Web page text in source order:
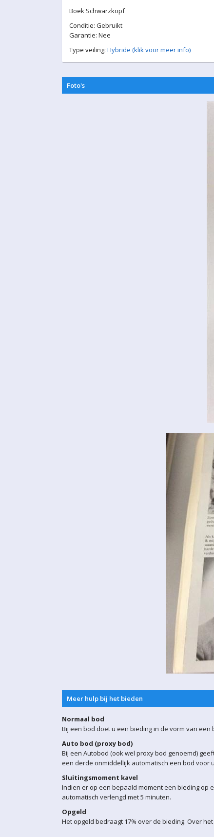
Boek Schwarzkopf
Conditie: Gebruikt
Garantie: Nee
Type veiling: Hybride (klik voor meer info)
Foto's
Meer hulp bij het bieden
Normaal bod
Bij een bod doet u een bieding in de vorm van
Auto bod (proxy bod)
Bij een Autobod (ook wel proxy bod genoemd)
een derde onmiddellijk automatisch een bod voor
Sluitingsmoment kavel
Indien er op een bepaald moment een bieding op
automatisch verlengd met 5 minuten.
Opgeld
Het opgeld bedraagt 17% over de bieding. Over